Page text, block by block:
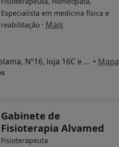
Especialista em medicina física e
reabilitação · Mais
Rua Cidade de Bolama, Nº16, loja 16C e D., Lisboa • Mapa
Gabinete de
Fisioterapia Alvamed
Fisioterapeuta